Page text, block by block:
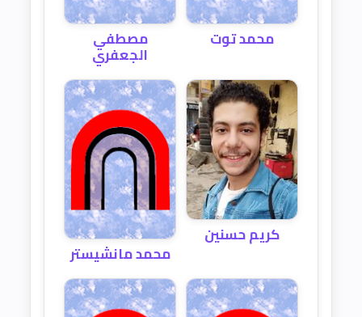
محمد توت مصطفي
الجعفري
كريم حسنين
محمد مانشيستر